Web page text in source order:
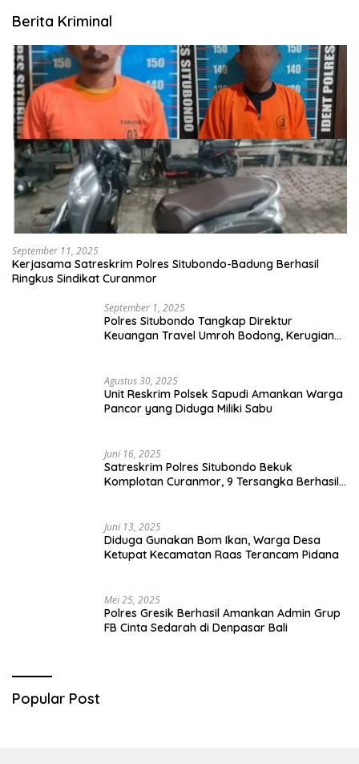
Berita Kriminal
September 11, 2025
Kerjasama Satreskrim Polres Situbondo-Badung Berhasil
Ringkus Sindikat Curanmor
September 1, 2025
Polres Situbondo Tangkap Direktur
Keuangan Travel Umroh Bodong, Kerugian
Agustus 30, 2025
Unit Reskrim Polsek Sapudi Amankan Warga
Pancor yang Diduga Miliki Sabu
Juni 16, 2025
Satreskrim Polres Situbondo Bekuk
Komplotan Curanmor, 9 Tersangka Berhasil
Juni 13, 2025
Diduga Gunakan Bom Ikan, Warga Desa
Ketupat Kecamatan Raas Terancam Pidana
Mei 25, 2025
Polres Gresik Berhasil Amankan Admin Grup
FB Cinta Sedarah di Denpasar Bali
Popular Post